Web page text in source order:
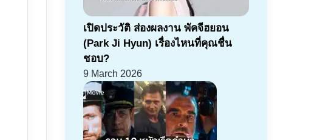
เปิดประวัติ ส่องผลงาน พัคจีฮยอน
(Park Ji Hyun) เรื่องไหนที่คุณชื่น
ชอบ?
9 March 2026